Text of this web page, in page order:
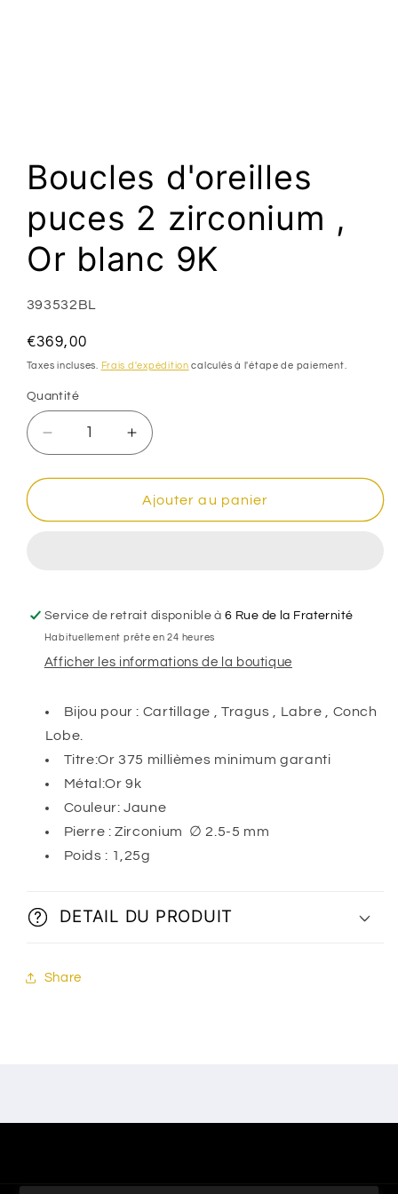
1
dans
une
modale
Boucles d'oreilles
puces 2 zirconium ,
Or blanc 9K
SKU:
393532BL
Prix
habituel
€369,00
Taxes incluses. Frais d'expédition calculés à l'étape de paiement.
Quantité
Réduire
la
quantité
Boucles
,
Or
blanc
Augmenter
la
quantité
de
Boucles
,
Or
blanc
Ajouter au panier
Service de retrait disponible à6 Rue de la Fraternité
Habituellement prête en 24 heures
Afficher les informations de la boutique
Bijou pour : Cartillage , Tragus , Labre , Conch
Lobe.
Titre:Or 375 millièmes minimum garanti
Métal:Or 9k
Couleur: Jaune
Pierre : Zirconium ∅ 2.5-5 mm
Poids : 1,25g
DETAIL DU PRODUIT
Share